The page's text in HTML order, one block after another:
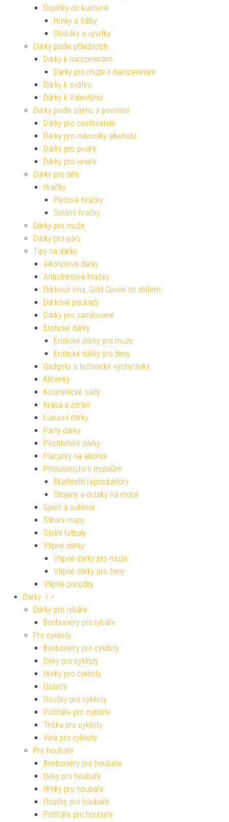
Doplňky do kuchyně
Hrnky a šálky
Otvíráky a vývrtky
Dárky podle příležitosti
Dárky k narozeninám
Dárky pro muže k narozeninám
Dárky k svátku
Dárky k Valentýnu
Dárky podle zájmu a povolání
Dárky pro cestovatele
Dárky pro milovníky alkoholu
Dárky pro pivaře
Dárky pro vinaře
Dárky pro děti
Hračky
Plyšové hračky
Solární hračky
Dárky pro muže
Dárky pro páry
Tipy na dárky
Alkoholové dárky
Antistresové hračky
Dárková vína, Gold Cuvee se zlatem
Dárkové poukazy
Dárky pro zamilované
Erotické dárky
Erotické dárky pro muže
Erotické dárky pro ženy
Gadgets a technické vychytávky
Klíčenky
Kosmetické sady
Krása a zdraví
Luxusní dárky
Party dárky
Pěstitelské dárky
Placatky na alkohol
Příslušenství k mobilům
Bluetooth reproduktory
Stojany a držáky na mobil
Sport a outdoor
Stírací mapy
Stolní fotbaly
Vtipné dárky
Vtipné dárky pro muže
Vtipné dárky pro ženy
Vtipné ponožky
Dárky ♀♂
Dárky pro rybáře
Bonboniéry pro rybáře
Pro cyklisty
Bonboniéry pro cyklisty
Deky pro cyklisty
Hrnky pro cyklisty
Ostatní
Osušky pro cyklisty
Polštáře pro cyklisty
Trička pro cyklisty
Vína pro cyklisty
Pro houbaře
Bonboniéry pro houbaře
Deky pro houbaře
Hrnky pro houbaře
Osušky pro houbaře
Polštáře pro houbaře